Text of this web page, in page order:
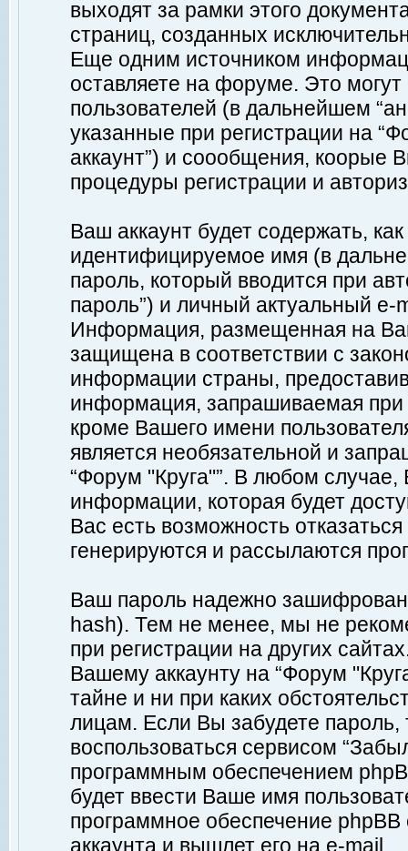
выходят за рамки этого
страниц, созданных
Еще одним источником
оставляете на форуме. Это
пользователей (в дальнейшем
указанные при регистрации на
аккаунт”) и соообщения, коорые
процедуры регистрации и
Ваш аккаунт будет содержать,
идентифицируемое имя (в
пароль, который вводится при
пароль”) и личный актуальный
Информация, размещенная на
защищена в соответствии с
информации страны,
информация, запрашиваемая при
кроме Вашего имени
является необязательной и
“Форум "Круга"”. В любом
информации, которая будет
Вас есть возможность
генерируются и рассылаются
Ваш пароль надежно
hash). Тем не менее, мы не
при регистрации на других
Вашему аккаунту на “Форум
тайне и ни при каких
лицам. Если Вы забудете пароль,
воспользоваться сервисом
программным обеспечением
будет ввести Ваше имя
программное обеспечение
аккаунта и вышлет его на e-mail.